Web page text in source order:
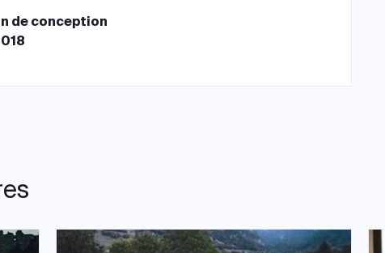
de conception